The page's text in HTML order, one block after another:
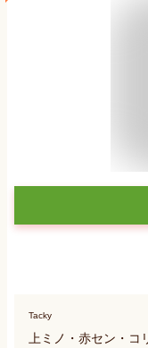
Tacky
上ミノ・赤セン・